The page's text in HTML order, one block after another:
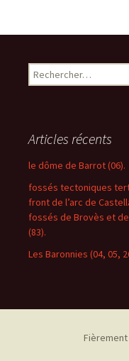
R
e
r
c
e
r
:
Articles récents
le dôme de Barrot (06).
fossés tectoniques
front de l’arc de
fossés de Brovès et
(83).
Les Baronnies (04, 05,